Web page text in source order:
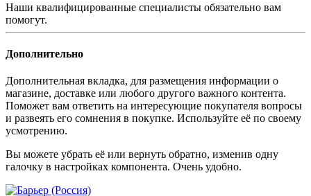
Наши квалифицированные специалисты обязательно вам
помогут.
Дополнительно
Дополнительная вкладка, для размещения информации о
магазине, доставке или любого другого важного контента.
Поможет вам ответить на интересующие покупателя вопросы
и развеять его сомнения в покупке. Используйте её по своему
усмотрению.
Вы можете убрать её или вернуть обратно, изменив одну
галочку в настройках компонента. Очень удобно.